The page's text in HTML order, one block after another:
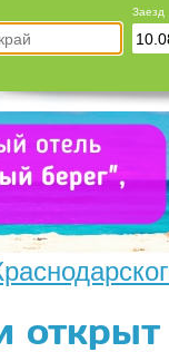
Заезд